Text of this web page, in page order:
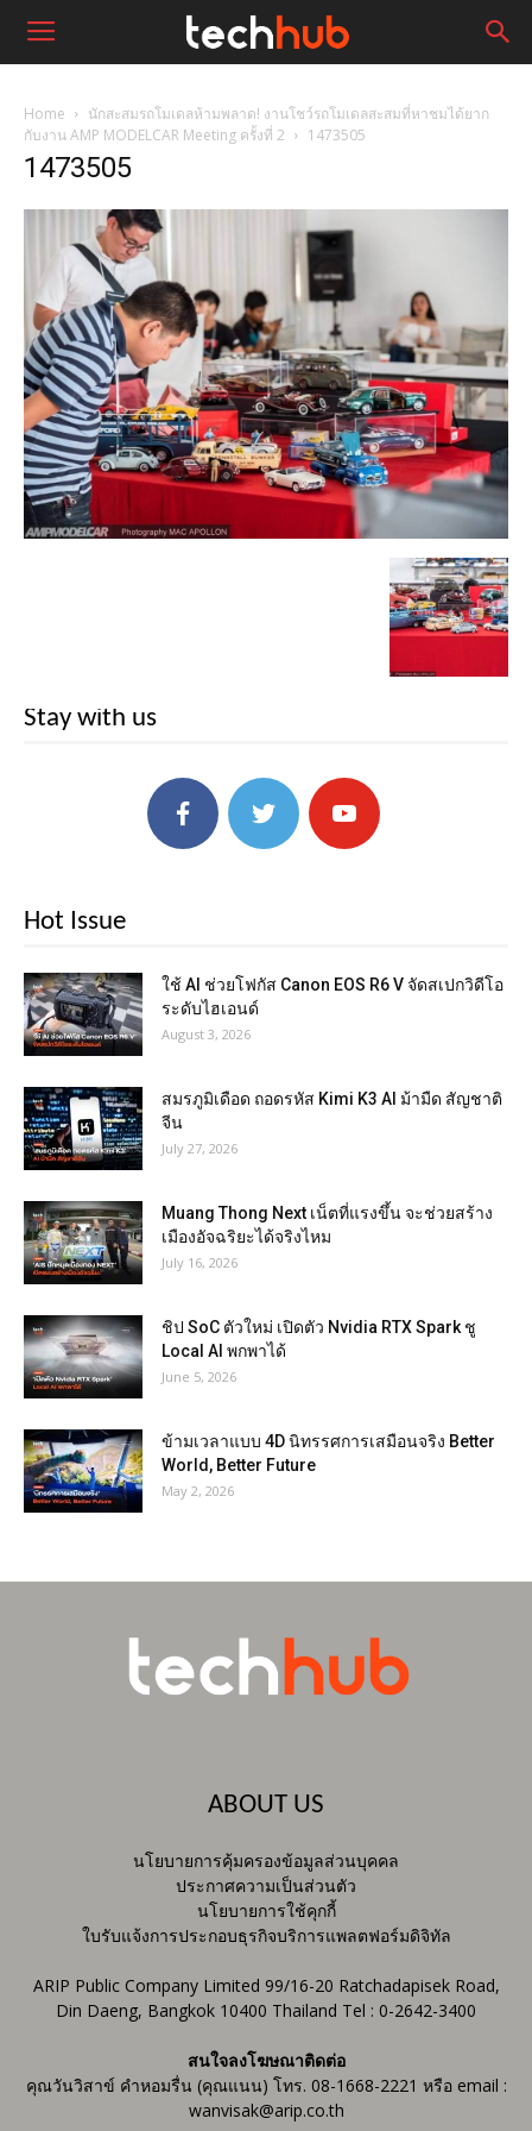
Home
นักสะสมรถโมเดลห้ามพลาด! งานโชว์รถโมเดลสะสมที่หาชมได้ยาก
กับงาน AMP MODELCAR Meeting ครั้งที่ 2
1473505
1473505
Stay with us
Hot Issue
ใช้ AI ช่วยโฟกัส Canon EOS R6 V จัดสเปกวิดีโอ
ระดับไฮเอนด์
August 3, 2026
สมรภูมิเดือด ถอดรหัส Kimi K3 AI ม้ามืด สัญชาติ
จีน
July 27, 2026
Muang Thong Next เน็ตที่แรงขึ้น จะช่วยสร้าง
เมืองอัจฉริยะได้จริงไหม
July 16, 2026
ชิป SoC ตัวใหม่ เปิดตัว Nvidia RTX Spark ชู
Local AI พกพาได้
June 5, 2026
ข้ามเวลาแบบ 4D นิทรรศการเสมือนจริง Better
World, Better Future
May 2, 2026
ABOUT US
นโยบายการคุ้มครองข้อมูลส่วนบุคคล
ประกาศความเป็นส่วนตัว
นโยบายการใช้คุกกี้
ใบรับแจ้งการประกอบธุรกิจบริการแพลตฟอร์มดิจิทัล
ARIP Public Company Limited 99/16-20 Ratchadapisek Road,
Din Daeng, Bangkok 10400 Thailand Tel : 0-2642-3400
สนใจลงโฆษณาติดต่อ
คุณวันวิสาข์ คำหอมรื่น (คุณแนน) โทร. 08-1668-2221 หรือ email :
wanvisak@arip.co.th